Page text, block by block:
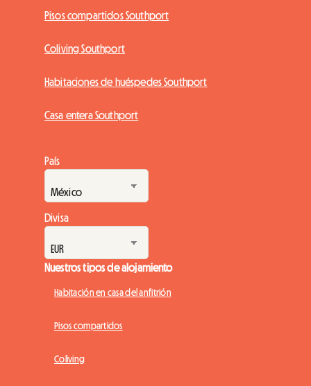
Pisos compartidos Southport
Coliving Southport
Habitaciones de huéspedes Southport
Casa entera Southport
País
Divisa
Nuestros tipos de alojamiento
Habitación en casa del anfitrión
Pisos compartidos
Coliving